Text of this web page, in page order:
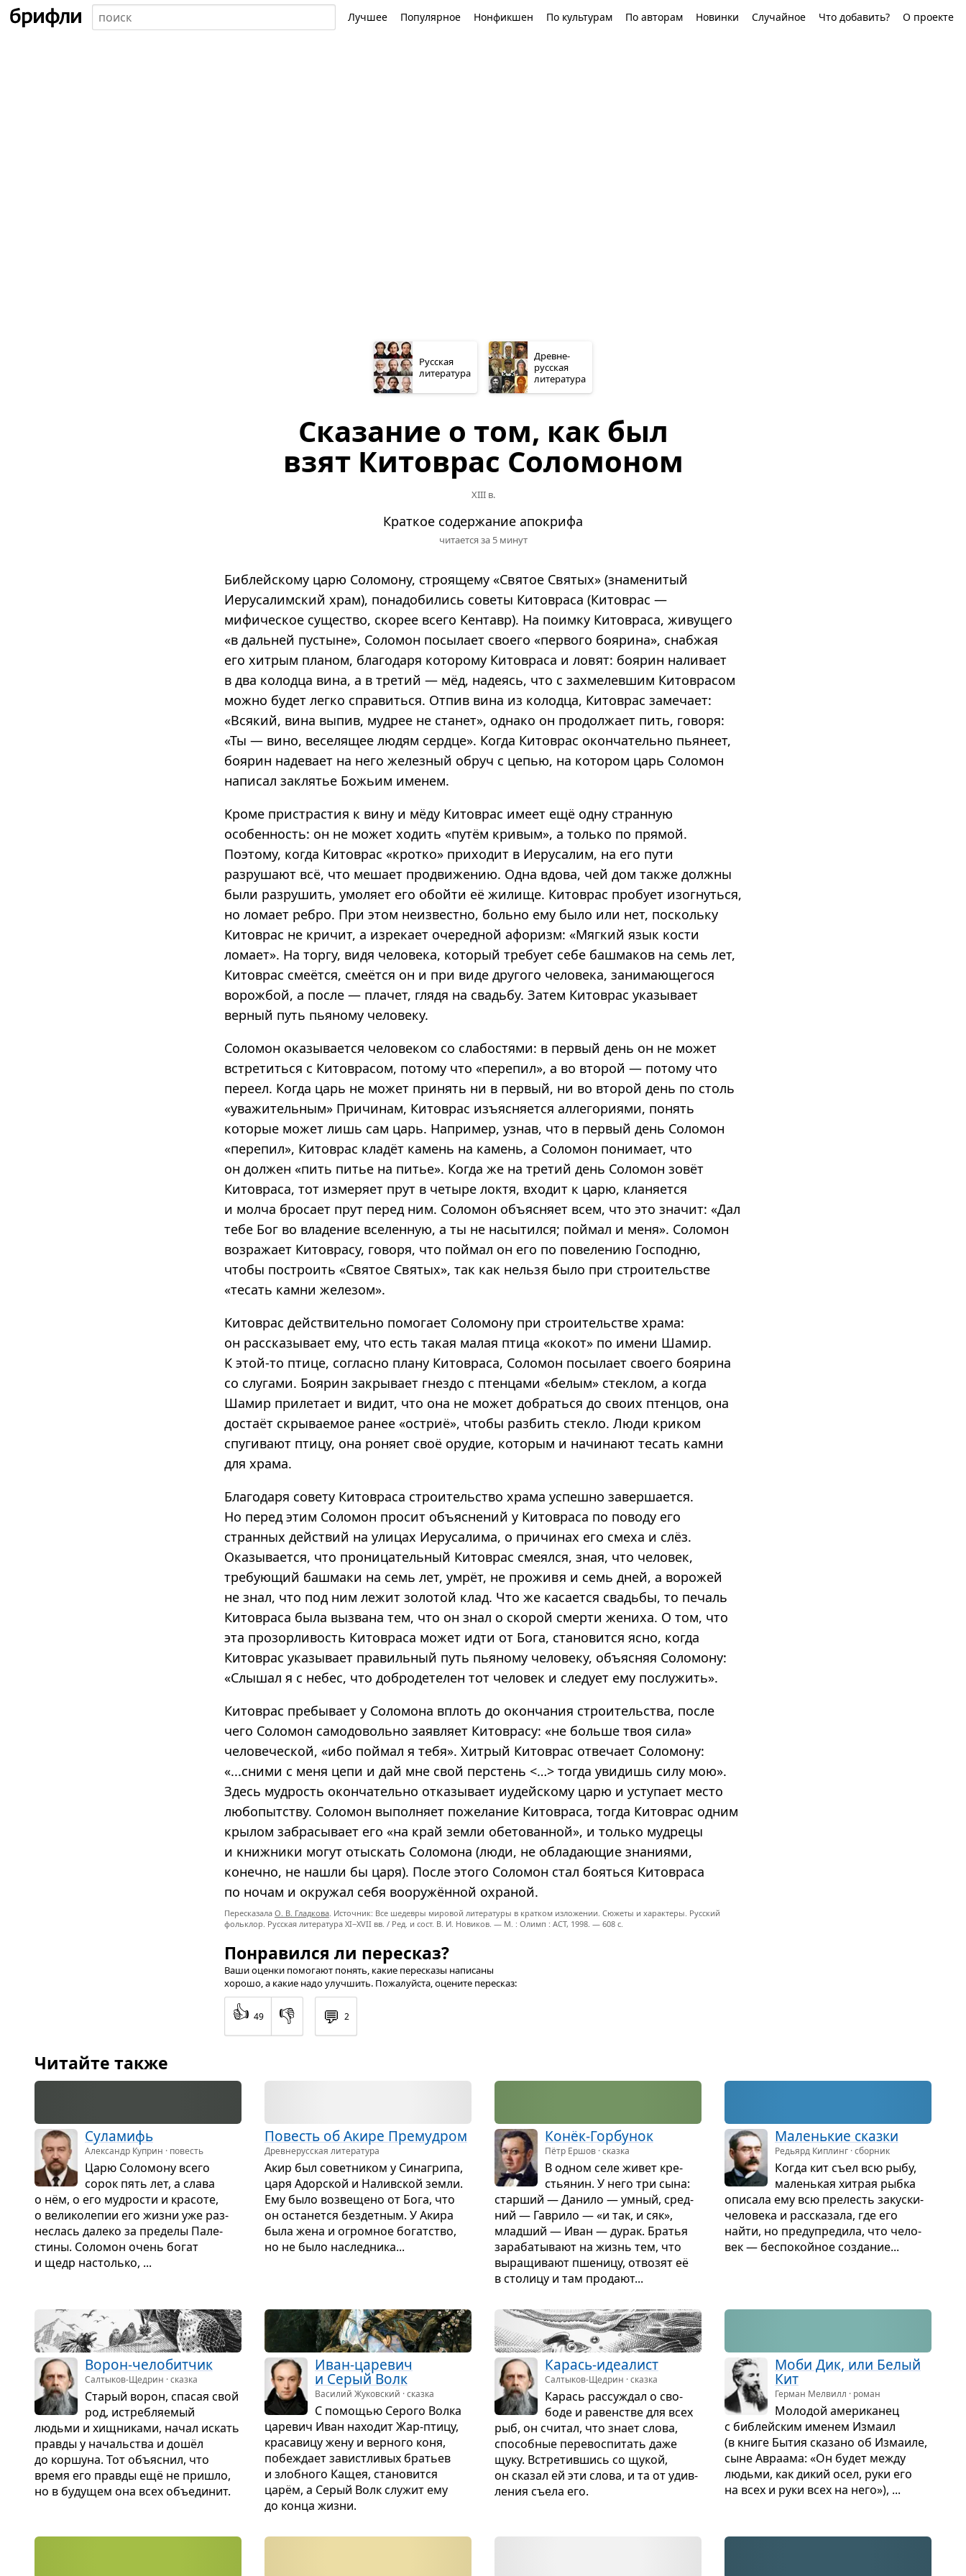
Лучшее Популярное Нонфикшен По культурам По авторам Новинки Случайное Что добавить? О проекте
Русская
литература
Древне­
русская
литература
Сказание о том, как был
взят Китоврас Соломоном
XIII в.
Краткое содержание апокрифа
читается за 5 минут
Библейскому царю Соломону, строящему «Святое Святых» (знаменитый
Иерусалимский храм), понадобились советы Китовраса (Китоврас —
мифическое существо, скорее всего Кентавр). На поимку Китовраса, живущего
«в дальней пустыне», Соломон посылает своего «первого боярина», снабжая
его хитрым планом, благодаря которому Китовраса и ловят: боярин наливает
в два колодца вина, а в третий — мёд, надеясь, что с захмелевшим Китоврасом
можно будет легко справиться. Отпив вина из колодца, Китоврас замечает:
«Всякий, вина выпив, мудрее не станет», однако он продолжает пить, говоря:
«Ты — вино, веселящее людям сердце». Когда Китоврас окончательно пьянеет,
боярин надевает на него железный обруч с цепью, на котором царь Соломон
написал заклятье Божьим именем.
Кроме пристрастия к вину и мёду Китоврас имеет ещё одну странную
особенность: он не может ходить «путём кривым», а только по прямой.
Поэтому, когда Китоврас «кротко» приходит в Иерусалим, на его пути
разрушают всё, что мешает продвижению. Одна вдова, чей дом также должны
были разрушить, умоляет его обойти её жилище. Китоврас пробует изогнуться,
но ломает ребро. При этом неизвестно, больно ему было или нет, поскольку
Китоврас не кричит, а изрекает очередной афоризм: «Мягкий язык кости
ломает». На торгу, видя человека, который требует себе башмаков на семь лет,
Китоврас смеётся, смеётся он и при виде другого человека, занимающегося
ворожбой, а после — плачет, глядя на свадьбу. Затем Китоврас указывает
верный путь пьяному человеку.
Соломон оказывается человеком со слабостями: в первый день он не может
встретиться с Китоврасом, потому что «перепил», а во второй — потому что
переел. Когда царь не может принять ни в первый, ни во второй день по столь
«уважительным» Причинам, Китоврас изъясняется аллегориями, понять
которые может лишь сам царь. Например, узнав, что в первый день Соломон
«перепил», Китоврас кладёт камень на камень, а Соломон понимает, что
он должен «пить питье на питье». Когда же на третий день Соломон зовёт
Китовраса, тот измеряет прут в четыре локтя, входит к царю, кланяется
и молча бросает прут перед ним. Соломон объясняет всем, что это значит: «Дал
тебе Бог во владение вселенную, а ты не насытился; поймал и меня». Соломон
возражает Китоврасу, говоря, что поймал он его по повелению Господню,
чтобы построить «Святое Святых», так как нельзя было при строительстве
«тесать камни железом».
Китоврас действительно помогает Соломону при строительстве храма:
он рассказывает ему, что есть такая малая птица «кокот» по имени Шамир.
К этой-то птице, согласно плану Китовраса, Соломон посылает своего боярина
со слугами. Боярин закрывает гнездо с птенцами «белым» стеклом, а когда
Шамир прилетает и видит, что она не может добраться до своих птенцов, она
достаёт скрываемое ранее «остриё», чтобы разбить стекло. Люди криком
спугивают птицу, она роняет своё орудие, которым и начинают тесать камни
для храма.
Благодаря совету Китовраса строительство храма успешно завершается.
Но перед этим Соломон просит объяснений у Китовраса по поводу его
странных действий на улицах Иерусалима, о причинах его смеха и слёз.
Оказывается, что проницательный Китоврас смеялся, зная, что человек,
требующий башмаки на семь лет, умрёт, не проживя и семь дней, а ворожей
не знал, что под ним лежит золотой клад. Что же касается свадьбы, то печаль
Китовраса была вызвана тем, что он знал о скорой смерти жениха. О том, что
эта прозорливость Китовраса может идти от Бога, становится ясно, когда
Китоврас указывает правильный путь пьяному человеку, объясняя Соломону:
«Слышал я с небес, что добродетелен тот человек и следует ему послужить».
Китоврас пребывает у Соломона вплоть до окончания строительства, после
чего Соломон самодовольно заявляет Китоврасу: «не больше твоя сила»
человеческой, «ибо поймал я тебя». Хитрый Китоврас отвечает Соломону:
«...сними с меня цепи и дай мне свой перстень <…> тогда увидишь силу мою».
Здесь мудрость окончательно отказывает иудейскому царю и уступает место
любопытству. Соломон выполняет пожелание Китовраса, тогда Китоврас одним
крылом забрасывает его «на край земли обетованной», и только мудрецы
и книжники могут отыскать Соломона (люди, не обладающие знаниями,
конечно, не нашли бы царя). После этого Соломон стал бояться Китовраса
по ночам и окружал себя вооружённой охраной.
Пересказала О. В. Гладкова . Источник: Все шедевры мировой литературы в кратком изложении. Сюжеты и характеры. Русский
фольклор. Русская литература XI−XVII вв. / Ред. и сост. В. И. Новиков. — М. : Олимп : ACT, 1998. — 608 с.
Понравился ли пересказ?
Ваши оценки помогают понять, какие пересказы написаны
хорошо, а какие надо улучшить. Пожалуйста, оцените пересказ:
👍 49 👎 💬 2
Читайте также
Сула­мифь
Александр Куприн · повесть
Царю Соло­мону всего
сорок пять лет, а слава
о нём, о его муд­ро­сти и кра­соте,
о вели­ко­ле­пии его жизни уже раз­
не­слась далеко за пре­делы Пале­
стины. Соло­мон очень богат
и щедр настолько, ...
Повесть об Акире Пре­муд­ром
Древне­русская литература
Акир был совет­ни­ком у Сина­грипа,
царя Адор­ской и Наливской земли.
Ему было воз­ве­щено от Бога, что
он оста­нется без­дет­ным. У Акира
была жена и огром­ное богат­ство,
но не было наслед­ника...
Конёк-Гор­бу­нок
Пётр Ершов · сказка
В одном селе живет кре­
стья­нин. У него три сына:
стар­ший — Данило — умный, сред­
ний — Гаврило — «и так, и сяк»,
млад­ший — Иван — дурак. Бра­тья
зара­ба­ты­вают на жизнь тем, что
выра­щи­вают пше­ницу, отво­зят её
в сто­лицу и там про­дают...
Малень­кие сказки
Редьярд Киплинг · сборник
Когда кит съел всю рыбу,
малень­кая хит­рая рыбка
опи­сала ему всю пре­лесть закуски-
чело­века и рас­ска­зала, где его
найти, но пре­ду­пре­дила, что чело­
век — бес­по­койное созда­ние...
Ворон-чело­бит­чик
Салтыков-Щедрин · сказка
Ста­рый ворон, спа­сая свой
род, истреб­ля­е­мый
людьми и хищ­ни­ками, начал искать
правды у началь­ства и дошёл
до кор­шуна. Тот объ­яс­нил, что
время его правды ещё не при­шло,
но в буду­щем она всех объеди­нит.
Иван-царе­вич
и Серый Волк
Василий Жуковский · сказка
С помо­щью Серого Волка
царе­вич Иван нахо­дит Жар-птицу,
кра­са­вицу жену и вер­ного коня,
побе­ждает завист­ли­вых бра­тьев
и злоб­ного Кащея, ста­но­вится
царём, а Серый Волк слу­жит ему
до конца жизни.
Карась-иде­а­лист
Салтыков-Щедрин · сказка
Карась рас­су­ждал о сво­
боде и равен­стве для всех
рыб, он счи­тал, что знает слова,
спо­соб­ные пере­вос­пи­тать даже
щуку. Встре­тив­шись со щукой,
он ска­зал ей эти слова, и та от удив­
ле­ния съела его.
Моби Дик, или Белый
Кит
Герман Мелвилл · роман
Моло­дой аме­ри­ка­нец
с биб­лейским име­нем Измаил
(в книге Бытия ска­зано об Изма­иле,
сыне Авраама: «Он будет между
людьми, как дикий осел, руки его
на всех и руки всех на него»), ...